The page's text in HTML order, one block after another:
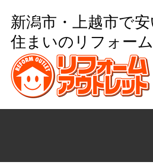
新潟市・上越市で安
住まいのリフォー